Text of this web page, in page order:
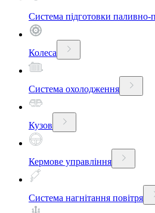
Система підготовки паливно-
Колеса
Система охолодження
Кузов
Кермове управління
Система нагнітання повітря